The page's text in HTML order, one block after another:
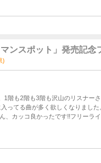
ンスポット」発売記念
)
階も2階も3階も沢山のリスナー
ってる曲が多く欲しくなりまし
、カッコ良かったです!!フリーラ